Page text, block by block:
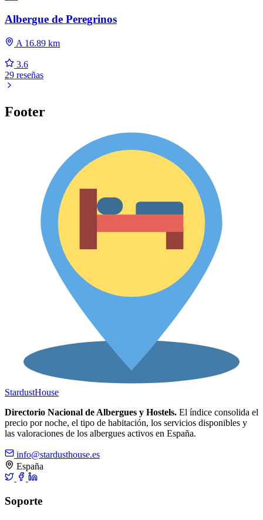
Albergue de Peregrinos
A 16.89 km
3.6
29 reseñas
Footer
StardustHouse
Directorio Nacional de Albergues y Hostels. El índice consolida el
precio por noche, el tipo de habitación, los servicios disponibles y
las valoraciones de los albergues activos en España.
info@stardusthouse.es
España
Soporte